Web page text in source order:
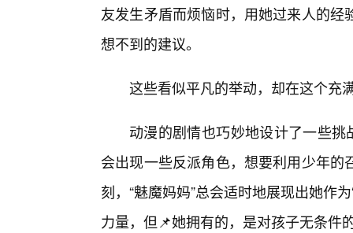
友发生矛盾而烦恼时，用她过来人的
想不到的建议。
这些看似平凡的举动，却在这个充
动漫的剧情也巧妙地设计了一些挑
会出现一些反派角色，想要利用少年
刻，“魅魔妈妈”总会适时地展现出她作
力量，但📌她拥有的，是对孩子无条件